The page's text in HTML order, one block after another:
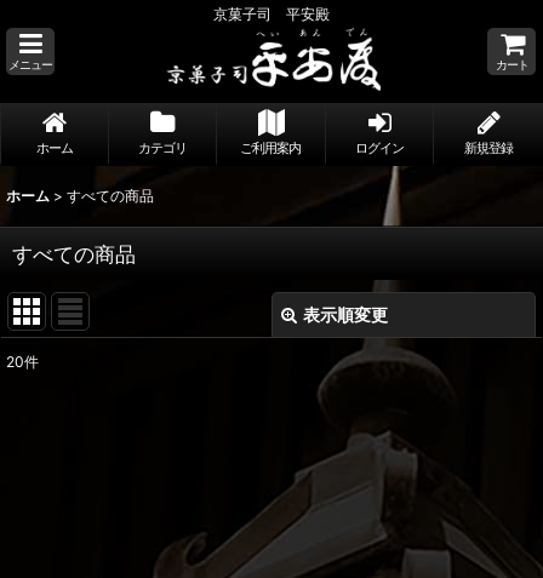
京菓子司 平安殿
メニュー カート
ホーム カテゴリ ご利用案内 ログイン 新規登録
ホーム > すべての商品
すべての商品
表示順変更
絞り込む
20件